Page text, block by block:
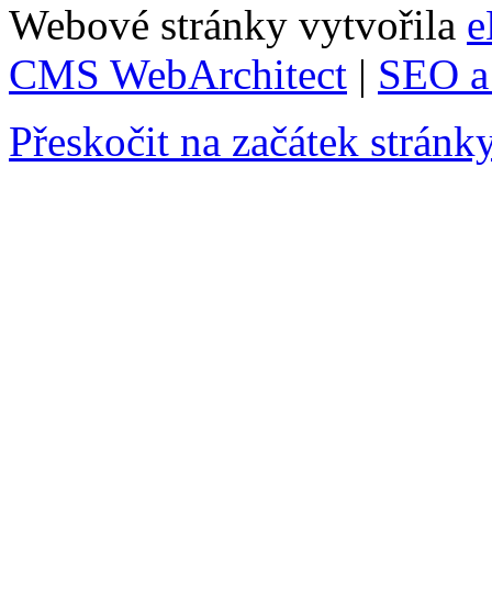
Webové stránky vytvořila
CMS WebArchitect | SEO
Přeskočit na začátek